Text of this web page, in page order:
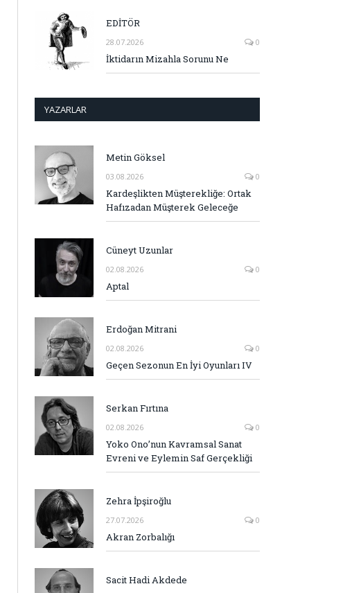
EDİTÖR
28.07.2026 0
İktidarın Mizahla Sorunu Ne
YAZARLAR
Metin Göksel
03.08.2026 0
Kardeşlikten Müşterekliğe: Ortak
Hafızadan Müşterek Geleceğe
Cüneyt Uzunlar
02.08.2026 0
Aptal
Erdoğan Mitrani
02.08.2026 0
Geçen Sezonun En İyi Oyunları IV
Serkan Fırtına
02.08.2026 0
Yoko Ono’nun Kavramsal Sanat
Evreni ve Eylemin Saf Gerçekliği
Zehra İpşiroğlu
27.07.2026 0
Akran Zorbalığı
Sacit Hadi Akdede